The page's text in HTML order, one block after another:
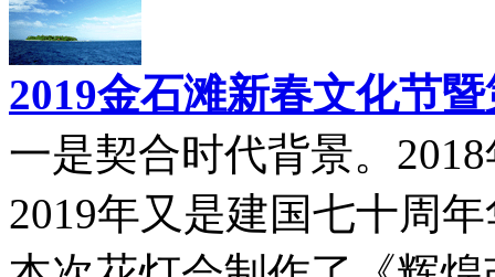
2019金石滩新春文化节
一是契合时代背景。
2019年又是建国七十周